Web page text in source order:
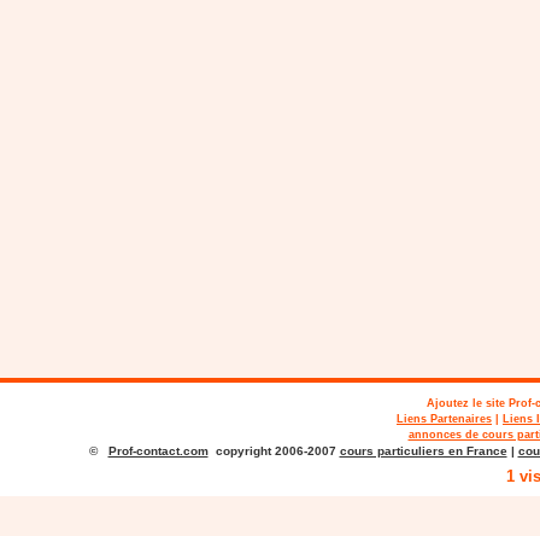
Ajoutez le site Prof-
Liens Partenaires | Liens
annonces de cours
© Prof-contact.comcopyright 2006-2007 cours particuliers en France|
1